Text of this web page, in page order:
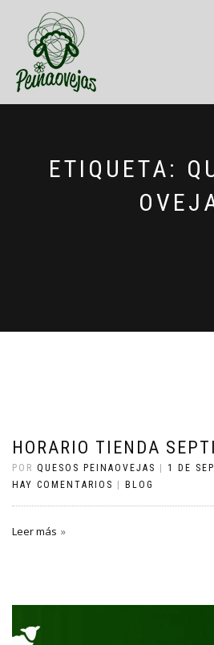
ETIQUETA:
HORARIO TIENDA
POR QUESOS PEINAOVEJAS 1 DE
HAY COMENTARIOS
BLOG
Leer más